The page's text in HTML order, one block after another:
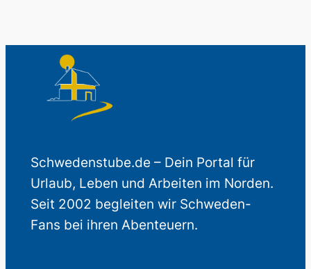
Schwedenstube.de – Dein Portal für
Urlaub, Leben und Arbeiten im Norden.
Seit 2002 begleiten wir Schweden-
Fans bei ihren Abenteuern.